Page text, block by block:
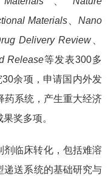
Materials、Nano
Delivery Review、
Release等发表300多
30余项，申请国内外发
药系统，产生重大经济
奖多项。
剂临床转化，包括难溶
递送系统的基础研究与